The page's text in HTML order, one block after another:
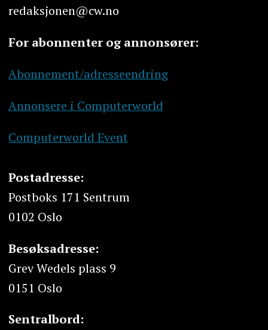
redaksjonen@cw.no
For abonnenter og annonsører:
Abonnement/adresseendring
Annonsere i Computerworld
Computerworld Event
Postadresse:
Postboks 171 Sentrum
0102 Oslo
Besøksadresse:
Grev Wedels plass 9
0151 Oslo
Sentralbord: